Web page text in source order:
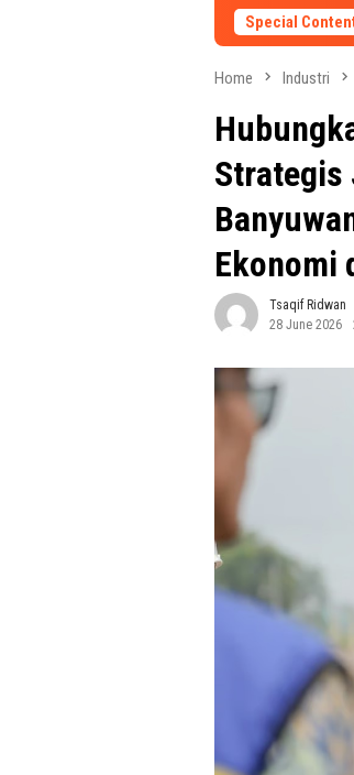
Special
Home Industri
Strategis
Ekonomi
Tsaqif Ridwan
28 June 2026